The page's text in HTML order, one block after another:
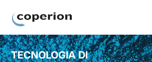
TECNOLOGIA DI